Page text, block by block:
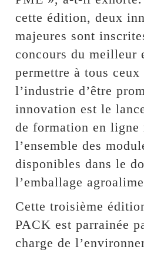
cette édition, deux
majeures sont
concours du meilleur
permettre à tous
l’industrie d’être
innovation est le
de formation en ligne
l’ensemble des
disponibles dans le
l’emballage
Cette troisième
PACK est parrainée
charge de